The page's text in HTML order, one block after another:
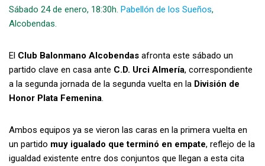
Sábado 24 de enero, 18:30h. Pabellón de los Sueños,
Alcobendas.
El Club Balonmano Alcobendas afronta este sábado un
partido clave en casa ante C.D. Urci Almería, correspondiente
a la segunda jornada de la segunda vuelta en la División de
Honor Plata Femenina.
Ambos equipos ya se vieron las caras en la primera vuelta en
un partido muy igualado que terminó en empate, reflejo de la
igualdad existente entre dos conjuntos que llegan a esta cita